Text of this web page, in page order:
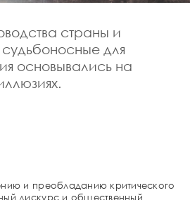
страны и
для
основывались на
и преобладанию критического
дискурс и общественный